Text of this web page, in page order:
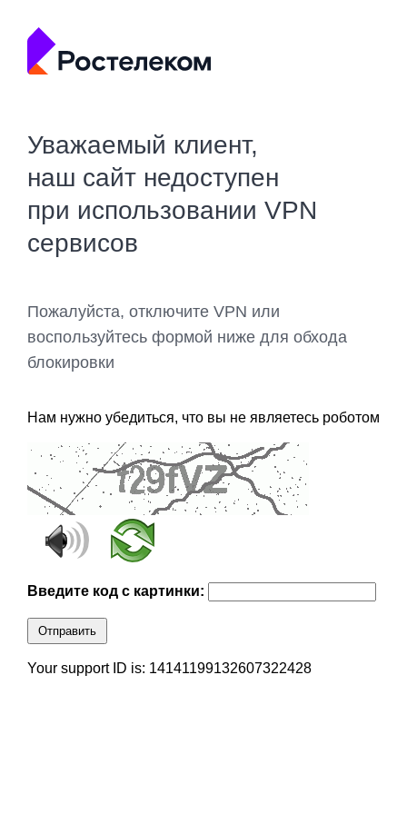
Уважаемый клиент,
наш сайт недоступен
при использовании VPN
сервисов
Пожалуйста, отключите VPN или
воспользуйтесь формой ниже для обхода
блокировки
Нам нужно убедиться, что вы не являетесь роботом
Введите код с картинки:
Отправить
Your support ID is: 14141199132607322428